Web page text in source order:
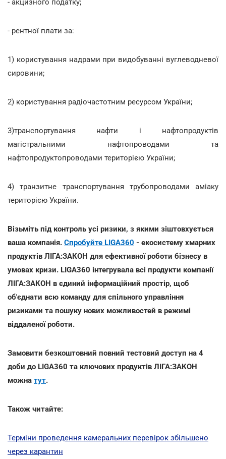
- акцизного податку;
- рентної плати за:
1) користування надрами при видобуванні вуглеводневої
сировини;
2) користування радіочастотним ресурсом України;
3)транспортування нафти і нафтопродуктів
магістральними нафтопроводами та
нафтопродуктопроводами територією України;
4) транзитне транспортування трубопроводами аміаку
територією України.
Візьміть під контроль усі ризики, з якими зіштовхується
ваша компанія. Спробуйте LIGA360 - екосистему хмарних
продуктів ЛІГА:ЗАКОН для ефективної роботи бізнесу в
умовах кризи. LIGA360 інтегрувала всі продукти компанії
ЛІГА:ЗАКОН в єдиний інформаційний простір, щоб
об'єднати всю команду для спільного управління
ризиками та пошуку нових можливостей в режимі
віддаленої роботи.
Замовити безкоштовний повний тестовий доступ на 4
доби до LIGA360 та ключових продуктів ЛІГА:ЗАКОН
можна тут.
Також читайте:
Терміни проведення камеральних перевірок збільшено
через карантин